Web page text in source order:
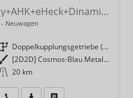
1.5 eTSI DSG Matrix+Kessy+AHK+eHeck+Dinamica+CarPlay+eHeck+GV5
Neuwagen
Getriebe
Doppelkupplungsgetriebe (DSG)
Außenfarbe
[2D2D] Cosmos-Blau Metallic
Kilometerstand 20 km
Wir rufen Sie anFahrzeugexposé (PDF)